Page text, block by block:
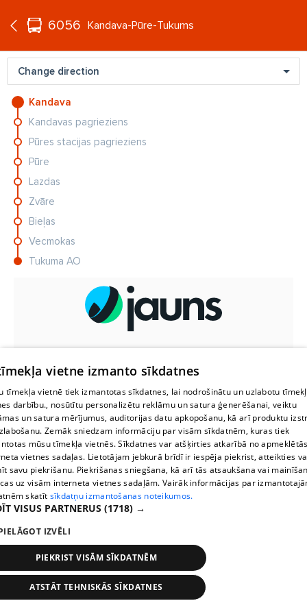
EN
6056 Kandava-Pūre-Tukums
Change direction
Kandava
Kandavas pagrieziens
Pūres stacijas pagrieziens
Pūre
Lazdas
Zvāre
Bieļas
Vecmokas
Tukuma AO
nonāk aiz restēm jaundzimušā
Mirušā miljonāra Valērija Maligina
jaunāko meitu tiesā par
kontrabandu
Stops Times
troksnis nonāk līdz Senātam - lūk,
vietne izmanto sīkdatnes
tīmekļa vietnē tiek izmantotas sīkdatnes, lai nodrošinātu un uzlabotu
darbību., nosūtītu personalizētu reklāmu un satura ģenerēšanai, veiktu
un satura mērījumus, auditorijas datu apkopošanu, kā arī produktu
Zemāk sniedzam informāciju par visām sīkdatnēm, kuras tiek
mūsu tīmekļa vietnēs. Sīkdatnes var atšķirties atkarībā no
vietnes sadaļas. Lietotājam jebkurā brīdī ir iespēja piekrist, atteikties
savu piekrišanu. Piekrišanas sniegšana, kā arī tās atsaukšana vai
uz visām interneta vietnes sadaļām. Vairāk informācijas par
skatīt sīkdatņu izmantošanas noteikumos.
VISUS PARTNERUS (1718) →
IZVĒLI
PIEKRIST VISĀM SĪKDATNĒM
ATSTĀT TEHNISKĀS SĪKDATNES